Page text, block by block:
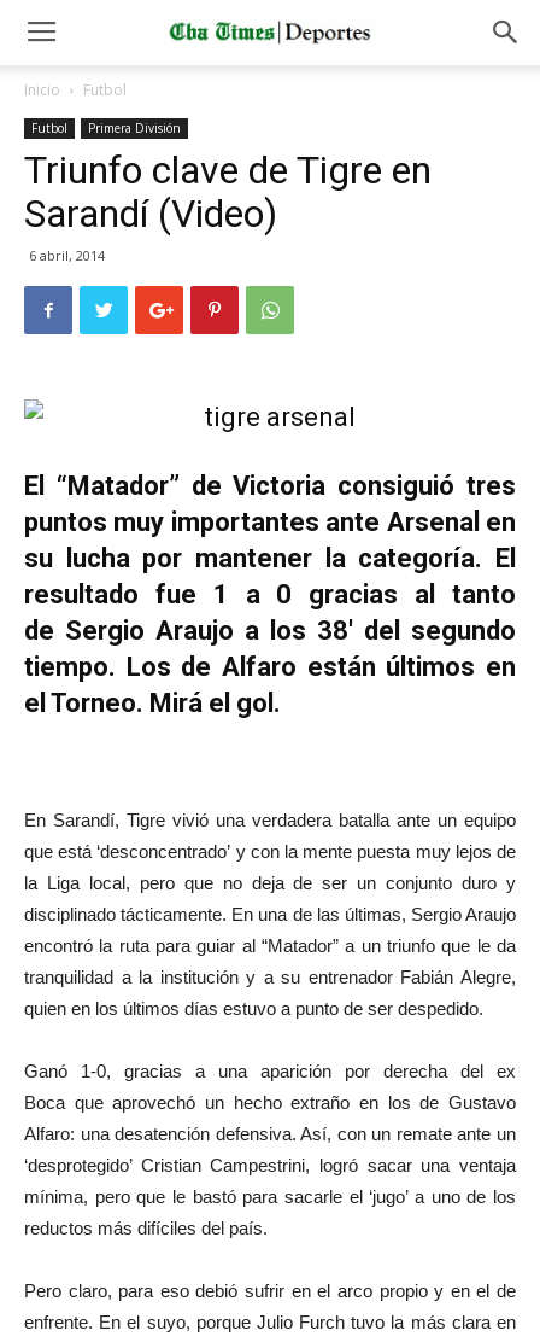
Inicio Futbol
Futbol Primera División
Triunfo clave de Tigre en
Sarandí (Video)
6 abril, 2014
El “Matador” de Victoria consiguió tres
puntos muy importantes ante Arsenal en
su lucha por mantener la categoría. El
resultado fue 1 a 0 gracias al tanto
de Sergio Araujo a los 38′ del segundo
tiempo. Los de Alfaro están últimos en
el Torneo. Mirá el gol.
En Sarandí, Tigre vivió una verdadera batalla ante un equipo
que está ‘desconcentrado’ y con la mente puesta muy lejos de
la Liga local, pero que no deja de ser un conjunto duro y
disciplinado tácticamente. En una de las últimas, Sergio Araujo
encontró la ruta para guiar al “Matador” a un triunfo que le da
tranquilidad a la institución y a su entrenador Fabián Alegre,
quien en los últimos días estuvo a punto de ser despedido.
Ganó 1-0, gracias a una aparición por derecha del ex
Boca que aprovechó un hecho extraño en los de Gustavo
Alfaro: una desatención defensiva. Así, con un remate ante un
‘desprotegido’ Cristian Campestrini, logró sacar una ventaja
mínima, pero que le bastó para sacarle el ‘jugo’ a uno de los
reductos más difíciles del país.
Pero claro, para eso debió sufrir en el arco propio y en el de
enfrente. En el suyo, porque Julio Furch tuvo la más clara en